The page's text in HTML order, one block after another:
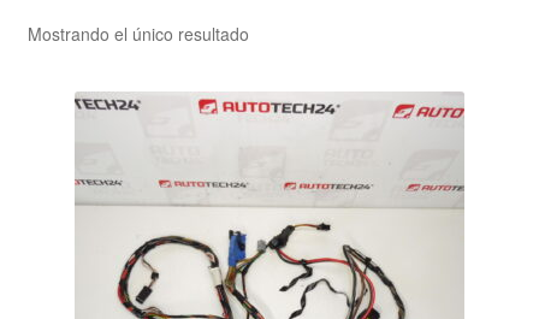
Mostrando el único resultado